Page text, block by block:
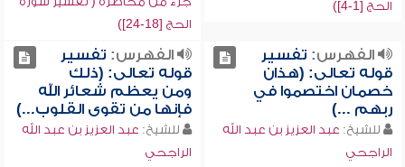
الحج [1-4])
الحج [18-24])
الفهرس: تفسير
قوله تعالى: (هذان
خصمان اختصموا في
ربهم ...)
للشيخ: عبد العزيز بن عبد الله
الراجحي
الفهرس: تفسير
قوله تعالى: (ذلك
ومن يعظم شعائر الله
فإنها من تقوى القلوب...)
للشيخ: عبد العزيز بن عبد الله
الراجحي